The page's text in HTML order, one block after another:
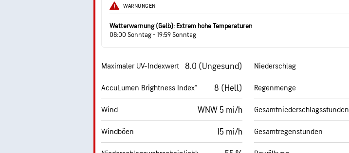
WARNUNGEN
Wetterwarnung (Gelb): Extrem hohe Temperaturen
08:00 Sonntag - 19:59 Sonntag
Maximaler UV-Indexwert 8.0 (Ungesund)
AccuLumen Brightness Index™ 8 (Hell)
Wind WNW 5 mi/h
Windböen 15 mi/h
Niederschlag
Regenmenge
Gesamtniederschlagsstunden
Gesamtregenstunden